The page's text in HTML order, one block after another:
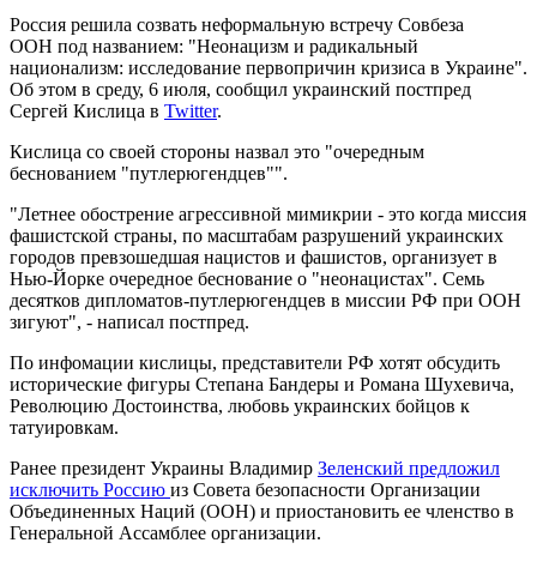
Россия решила созвать неформальную встречу Совбеза
ООН под названием: "Неонацизм и радикальный
национализм: исследование первопричин кризиса в Украине".
Об этом в среду, 6 июля, сообщил украинский постпред
Сергей Кислица в Twitter.
Кислица со своей стороны назвал это "очередным
беснованием "путлерюгендцев"".
"Летнее обострение агрессивной мимикрии - это когда миссия
фашистской страны, по масштабам разрушений украинских
городов превзошедшая нацистов и фашистов, организует в
Нью-Йорке очередное беснование о "неонацистах". Семь
десятков дипломатов-путлерюгендцев в миссии РФ при ООН
зигуют", - написал постпред.
По инфомации кислицы, представители РФ хотят обсудить
исторические фигуры Степана Бандеры и Романа Шухевича,
Революцию Достоинства, любовь украинских бойцов к
татуировкам.
Ранее президент Украины Владимир Зеленский предложил
исключить Россию из Совета безопасности Организации
Объединенных Наций (ООН) и приостановить ее членство в
Генеральной Ассамблее организации.